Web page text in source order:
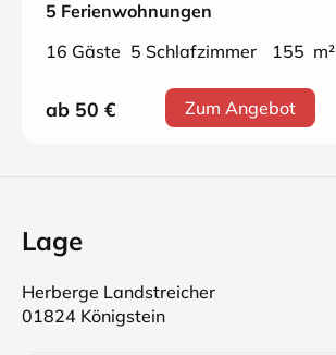
5 Ferienwohnungen
16 Gäste 5 Schlafzimmer 155 m²
ab 50 € Zum Angebot
Lage
Herberge Landstreicher
01824 Königstein